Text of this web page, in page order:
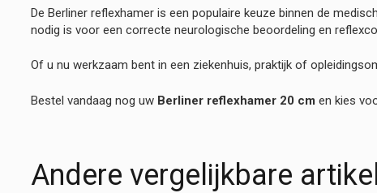
De Berliner reflexhamer is een populaire keuze binnen de
nodig is voor een correcte neurologische beoordeling en
Of u nu werkzaam bent in een ziekenhuis, praktijk of
Bestel vandaag nog uw Berliner reflexhamer 20 cm en kies
Andere vergelijkbare